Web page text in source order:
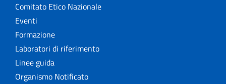
Comitato Etico Nazionale
Eventi
Formazione
Laboratori di riferimento
Linee guida
Organismo Notificato